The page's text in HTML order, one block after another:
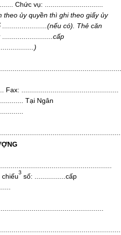
Chức vụ: ..............................
theo ủy quyền thì ghi theo giấy ủy
(nếu có). Thẻ căn
cấp
Fax: ..................................................
Tại Ngân
3
số: ................cấp